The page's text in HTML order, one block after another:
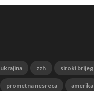
ukrajina zzh siroki brijeg
prometna nesreca amerika